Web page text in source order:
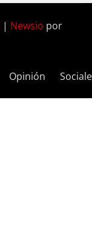
| Newsio por
Opinión